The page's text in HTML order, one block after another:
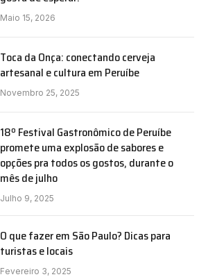
Maio 15, 2026
Toca da Onça: conectando cerveja
artesanal e cultura em Peruíbe
Novembro 25, 2025
18º Festival Gastronômico de Peruíbe
promete uma explosão de sabores e
opções pra todos os gostos, durante o
mês de julho
Julho 9, 2025
O que fazer em São Paulo? Dicas para
turistas e locais
Fevereiro 3, 2025